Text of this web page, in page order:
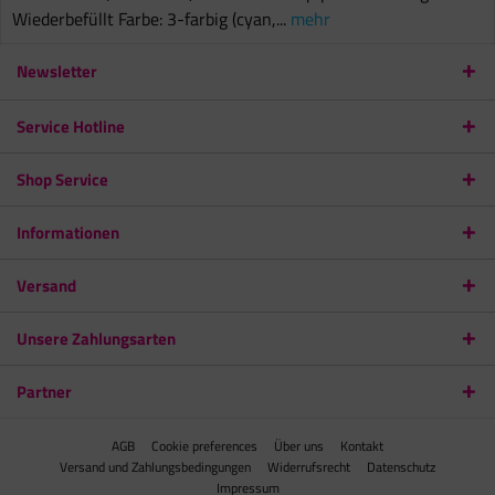
Wiederbefüllt Farbe: 3-farbig (cyan,... mehr
Newsletter
Service Hotline
Shop Service
Informationen
Versand
Unsere Zahlungsarten
Partner
AGB Cookie preferences Über uns
Kontakt
Versand und Zahlungsbedingungen
Widerrufsrecht
Datenschutz
Impressum